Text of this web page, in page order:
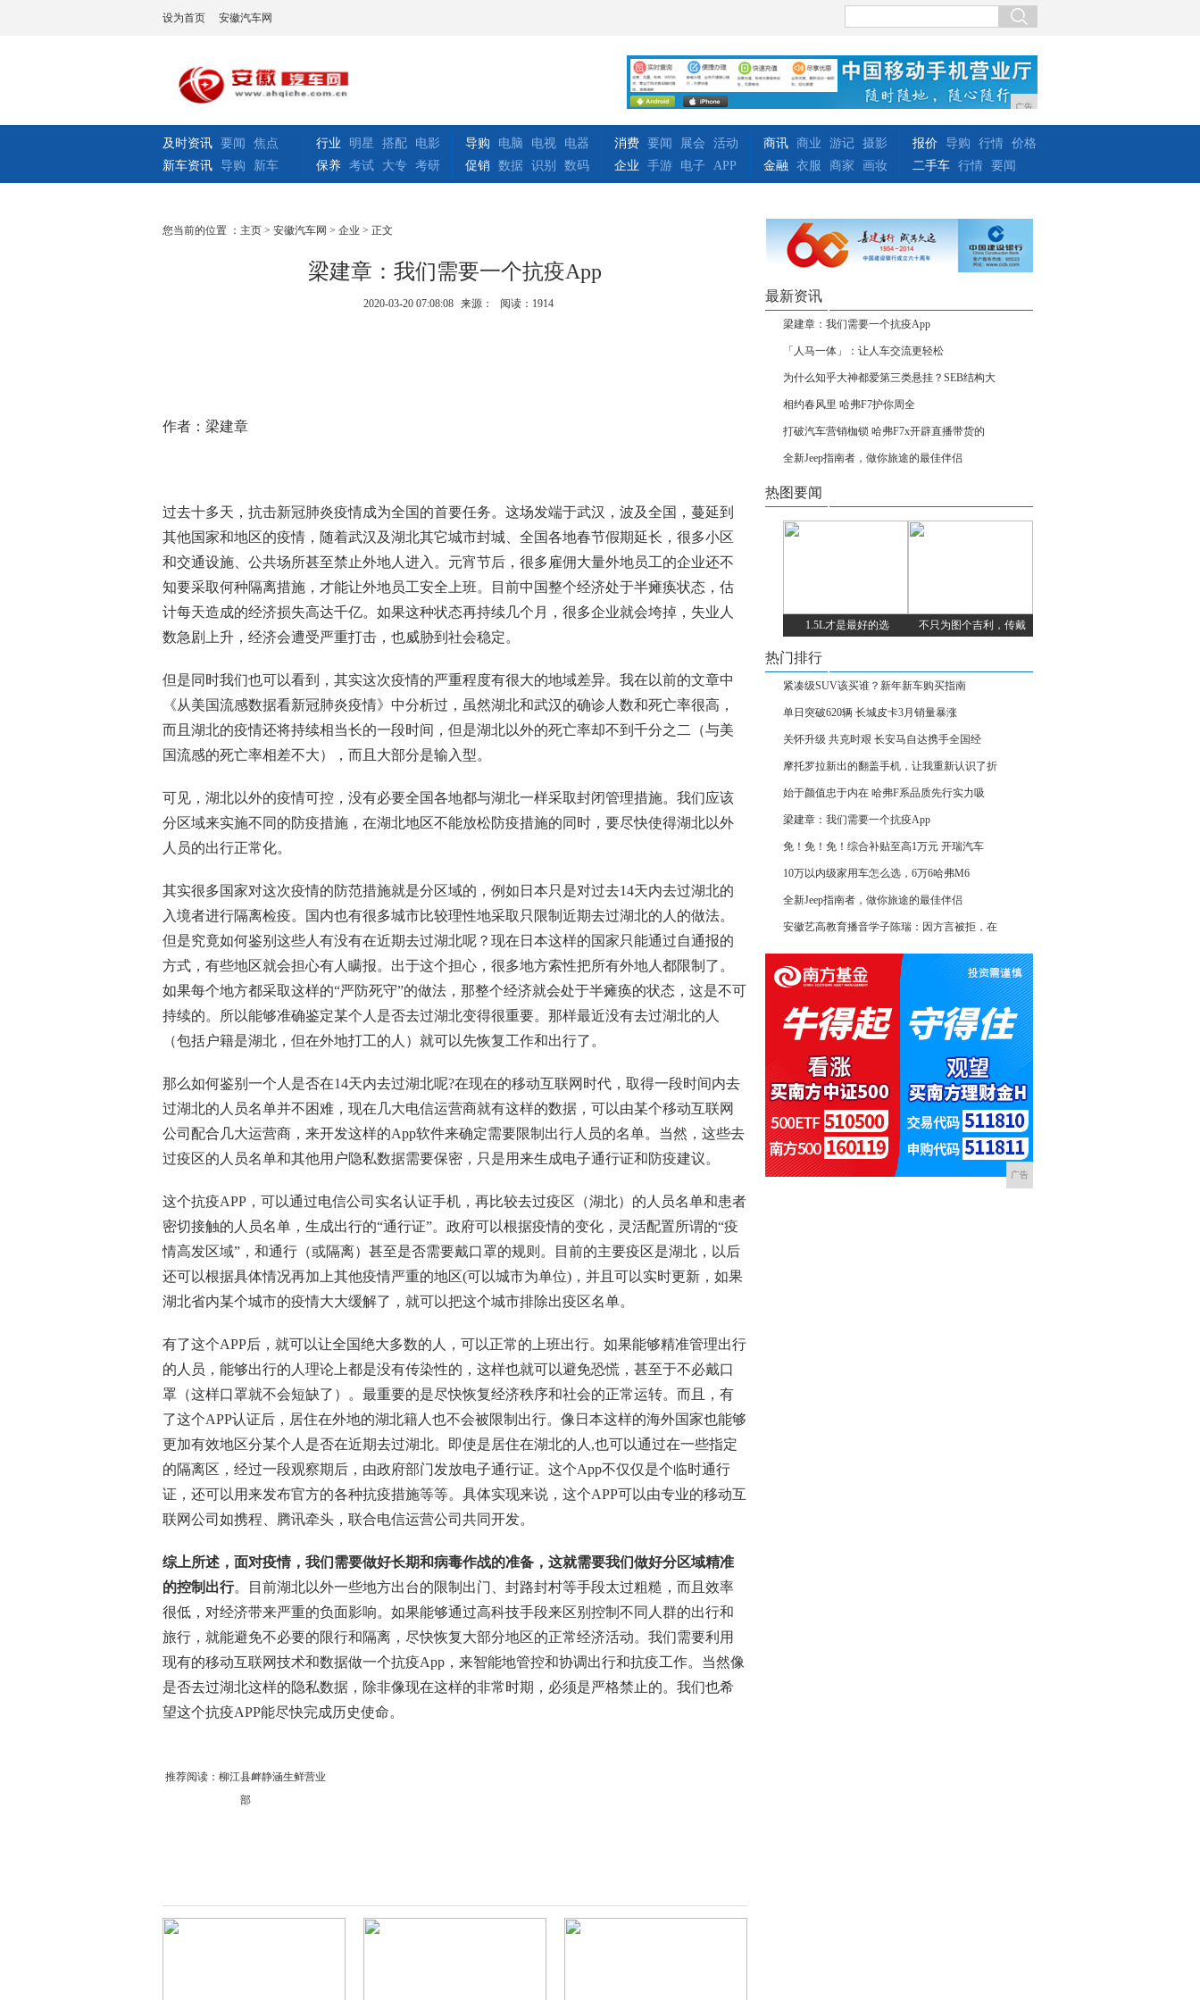
设为首页 安徽汽车网
广告
及时资讯 要闻
焦点
新车资讯 导购 新车
行业 明星 搭配
电影
保养 考试 大专 考研
导购 电脑 电视
电器
促销
数据 识别 数码
消费 要闻 展会
活动
企业
手游 电子 APP
商讯 商业 游记 摄影
金融
衣服 商家 画妆
报价 导购 行情 价格
二手车 行情 要闻
您当前的位置 ： 主页 > 安徽汽车网 > 企业 > 正文
梁建章：我们需要一个抗疫App
2020-03-20 07:08:08 来源： 阅读：1914
作者：梁建章
过去十多天，抗击新冠肺炎疫情成为全国的首要任务。这场发端于武汉，波及全国，蔓延到
其他国家和地区的疫情，随着武汉及湖北其它城市封城、全国各地春节假期延长，很多小区
和交通设施、公共场所甚至禁止外地人进入。元宵节后，很多雇佣大量外地员工的企业还不
知要采取何种隔离措施，才能让外地员工安全上班。目前中国整个经济处于半瘫痪状态，估
计每天造成的经济损失高达千亿。如果这种状态再持续几个月，很多企业就会垮掉，失业人
数急剧上升，经济会遭受严重打击，也威胁到社会稳定。
但是同时我们也可以看到，其实这次疫情的严重程度有很大的地域差异。我在以前的文章中
《从美国流感数据看新冠肺炎疫情》中分析过，虽然湖北和武汉的确诊人数和死亡率很高，
而且湖北的疫情还将持续相当长的一段时间，但是湖北以外的死亡率却不到千分之二（与美
国流感的死亡率相差不大），而且大部分是输入型。
可见，湖北以外的疫情可控，没有必要全国各地都与湖北一样采取封闭管理措施。我们应该
分区域来实施不同的防疫措施，在湖北地区不能放松防疫措施的同时，要尽快使得湖北以外
人员的出行正常化。
其实很多国家对这次疫情的防范措施就是分区域的，例如日本只是对过去14天内去过湖北的
入境者进行隔离检疫。国内也有很多城市比较理性地采取只限制近期去过湖北的人的做法。
但是究竟如何鉴别这些人有没有在近期去过湖北呢？现在日本这样的国家只能通过自通报的
方式，有些地区就会担心有人瞒报。出于这个担心，很多地方索性把所有外地人都限制了。
如果每个地方都采取这样的“严防死守”的做法，那整个经济就会处于半瘫痪的状态，这是不可
持续的。所以能够准确鉴定某个人是否去过湖北变得很重要。那样最近没有去过湖北的人
（包括户籍是湖北，但在外地打工的人）就可以先恢复工作和出行了。
那么如何鉴别一个人是否在14天内去过湖北呢?在现在的移动互联网时代，取得一段时间内去
过湖北的人员名单并不困难，现在几大电信运营商就有这样的数据，可以由某个移动互联网
公司配合几大运营商，来开发这样的App软件来确定需要限制出行人员的名单。当然，这些去
过疫区的人员名单和其他用户隐私数据需要保密，只是用来生成电子通行证和防疫建议。
这个抗疫APP，可以通过电信公司实名认证手机，再比较去过疫区（湖北）的人员名单和患者
密切接触的人员名单，生成出行的“通行证”。政府可以根据疫情的变化，灵活配置所谓的“疫
情高发区域”，和通行（或隔离）甚至是否需要戴口罩的规则。目前的主要疫区是湖北，以后
还可以根据具体情况再加上其他疫情严重的地区(可以城市为单位)，并且可以实时更新，如果
湖北省内某个城市的疫情大大缓解了，就可以把这个城市排除出疫区名单。
有了这个APP后，就可以让全国绝大多数的人，可以正常的上班出行。如果能够精准管理出行
的人员，能够出行的人理论上都是没有传染性的，这样也就可以避免恐慌，甚至于不必戴口
罩（这样口罩就不会短缺了）。最重要的是尽快恢复经济秩序和社会的正常运转。而且，有
了这个APP认证后，居住在外地的湖北籍人也不会被限制出行。像日本这样的海外国家也能够
更加有效地区分某个人是否在近期去过湖北。即使是居住在湖北的人,也可以通过在一些指定
的隔离区，经过一段观察期后，由政府部门发放电子通行证。这个App不仅仅是个临时通行
证，还可以用来发布官方的各种抗疫措施等等。具体实现来说，这个APP可以由专业的移动互
联网公司如携程、腾讯牵头，联合电信运营公司共同开发。
综上所述，面对疫情，我们需要做好长期和病毒作战的准备，这就需要我们做好分区域精准
的控制出行。目前湖北以外一些地方出台的限制出门、封路封村等手段太过粗糙，而且效率
很低，对经济带来严重的负面影响。如果能够通过高科技手段来区别控制不同人群的出行和
旅行，就能避免不必要的限行和隔离，尽快恢复大部分地区的正常经济活动。我们需要利用
现有的移动互联网技术和数据做一个抗疫App，来智能地管控和协调出行和抗疫工作。当然像
是否去过湖北这样的隐私数据，除非像现在这样的非常时期，必须是严格禁止的。我们也希
望这个抗疫APP能尽快完成历史使命。
推荐阅读： 柳江县衅静涵生鲜营业
部
最新资讯
梁建章：我们需要一个抗疫App
「人马一体」：让人车交流更轻松
为什么知乎大神都爱第三类悬挂？SEB结构大
相约春风里 哈弗F7护你周全
打破汽车营销枷锁 哈弗F7x开辟直播带货的
全新Jeep指南者，做你旅途的最佳伴侣
热图要闻
1.5L才是最好的选 不只为图个吉利，传戴
热门排行
紧凑级SUV该买谁？新年新车购买指南
单日突破620辆 长城皮卡3月销量暴涨
关怀升级 共克时艰 长安马自达携手全国经
摩托罗拉新出的翻盖手机，让我重新认识了折
始于颜值忠于内在 哈弗F系品质先行实力吸
梁建章：我们需要一个抗疫App
免！免！免！综合补贴至高1万元 开瑞汽车
10万以内级家用车怎么选，6万6哈弗M6
全新Jeep指南者，做你旅途的最佳伴侣
安徽艺高教育播音学子陈瑞：因方言被拒，在
广告